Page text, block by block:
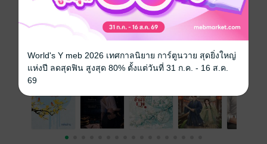
129 บาท (ประหยัด 23%)
เรื่องที่คุณน่าจะสนใจ
World's Y meb 2026 เทศกาลนิยาย การ์ตูนวาย สุดยิ่งใหญ่
แห่งปี ลดสุดฟิน สูงสุด 80% ตั้งแต่วันที่ 31 ก.ค. - 16 ส.ค.
69